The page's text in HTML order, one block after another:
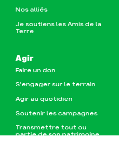
Nos alliés
Je soutiens les Amis de la
Terre
Agir
Faire un don
S'engager sur le terrain
Agir au quotidien
Soutenir les campagnes
Transmettre tout ou
partie de son patrimoine